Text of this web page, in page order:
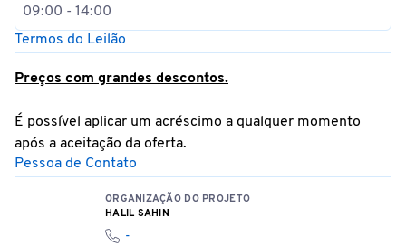
09:00 - 14:00
Termos do Leilão
Preços com grandes descontos.
É possível aplicar um acréscimo a qualquer momento
após a aceitação da oferta.
Pessoa de Contato
ORGANIZAÇÃO DO PROJETO
HALIL SAHIN
-